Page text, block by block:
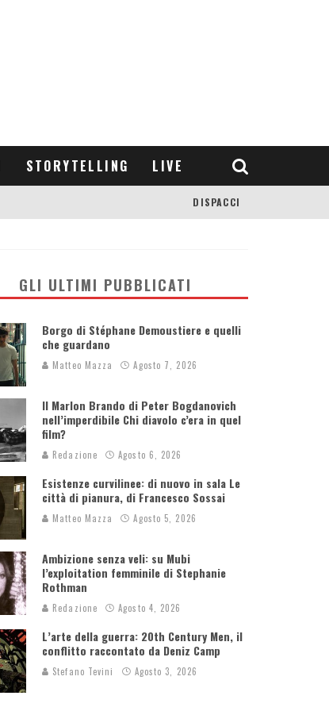
STORYTELLING LIVE
DISPACCI
GLI ULTIMI PUBBLICATI
Borgo di Stéphane Demoustiere e quelli
che guardano
Matteo Mazza Agosto 7, 2026
Il Marlon Brando di Peter Bogdanovich
nell’imperdibile Chi diavolo c’era in quel
film?
Redazione Agosto 6, 2026
Esistenze curvilinee: di nuovo in sala Le
città di pianura, di Francesco Sossai
Matteo Mazza Agosto 5, 2026
Ambizione senza veli: su Mubi
l’exploitation femminile di Stephanie
Rothman
Redazione Agosto 4, 2026
L’arte della guerra: 20th Century Men, il
conflitto raccontato da Deniz Camp
Stefano Tevini Agosto 3, 2026